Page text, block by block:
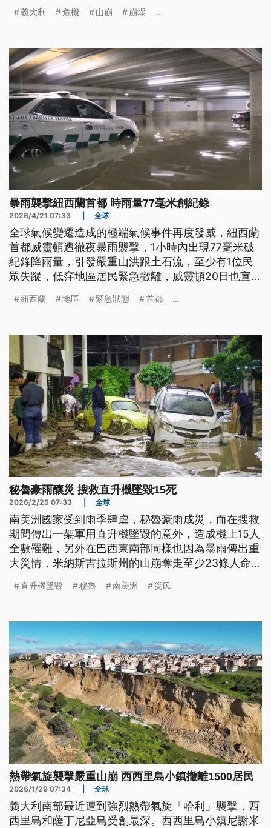
空之城的中世紀古城，白露里治奧，也面臨崩落山谷
緩慢剝落。過去幾個世紀以來，城市面積已大幅縮
減。
義大利 危機 山崩 崩塌 ...
暴雨襲擊紐西蘭首都 時雨量77毫米創紀錄
2026/4/21 07:33 全球
全球氣候變遷造成的極端氣候事件再度發威，紐西蘭
首都威靈頓遭徹夜暴雨襲擊，1小時內出現77毫米破
紀錄降雨量，引發嚴重山洪跟土石流，至少有1位民
眾失蹤，低窪地區居民緊急撤離，威靈頓20日也宣布
紐西蘭 地區 緊急狀態 首都 ...
秘魯豪雨釀災 搜救直升機墜毀15死
2026/2/25 07:33 全球
南美洲國家受到雨季肆虐，秘魯豪雨成災，而在搜救
期間傳出一架軍用直升機墜毀的意外，造成機上15人
全數罹難，另外在巴西東南部同樣也因為暴雨傳出重
大災情，米納斯吉拉斯州的山崩奪走至少23條人命，
直升機墜毀 秘魯 南美洲 災民
熱帶氣旋襲擊嚴重山崩 西西里島小鎮撤離1500居民
2026/1/29 07:34 全球
義大利南部最近遭到強烈熱帶氣旋「哈利」襲擊，西
西里島和薩丁尼亞島受創最深。西西里島小鎮尼謝米